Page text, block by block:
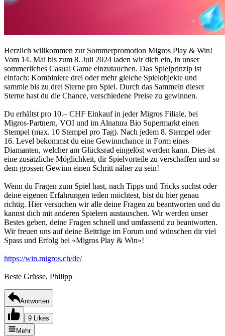
Herzlich willkommen zur Sommerpromotion Migros Play & Win!
Vom 14. Mai bis zum 8. Juli 2024 laden wir dich ein, in unser
sommerliches Casual Game einzutauchen. Das Spielprinzip ist
einfach: Kombiniere drei oder mehr gleiche Spielobjekte und
sammle bis zu drei Sterne pro Spiel. Durch das Sammeln dieser
Sterne hast du die Chance, verschiedene Preise zu gewinnen.
Du erhältst pro 10.– CHF Einkauf in jeder Migros Filiale, bei
Migros-Partnern, VOI und im Alnatura Bio Supermarkt einen
Stempel (max. 10 Stempel pro Tag). Nach jedem 8. Stempel oder
16. Level bekommst du eine Gewinnchance in Form eines
Diamanten, welcher am Glücksrad eingelöst werden kann. Dies ist
eine zusätzliche Möglichkeit, dir Spielvorteile zu verschaffen und so
dem grossen Gewinn einen Schritt näher zu sein!
Wenn du Fragen zum Spiel hast, nach Tipps und Tricks suchst oder
deine eigenen Erfahrungen teilen möchtest, bist du hier genau
richtig. Hier versuchen wir alle deine Fragen zu beantworten und du
kannst dich mit anderen Spielern austauschen. Wir werden unser
Bestes geben, deine Fragen schnell und umfassend zu beantworten.
Wir freuen uns auf deine Beiträge im Forum und wünschen dir viel
Spass und Erfolg bei «Migros Play & Win»!
https://win.migros.ch/de/
Beste Grüsse, Philipp
Antworten
9 Likes
Mehr